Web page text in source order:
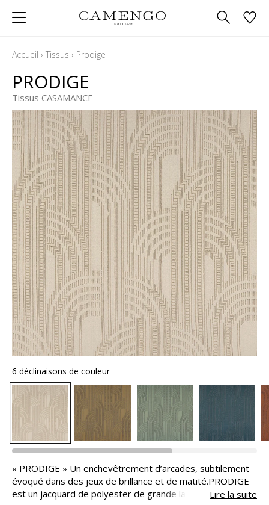
Accueil › Tissus › Prodige
PRODIGE
Tissus CASAMANCE
6 déclinaisons de couleur
« PRODIGE » Un enchevêtrement d’arcades, subtilement
évoqué dans des jeux de brillance et de matité.PRODIGE
est un jacquard de polyester de grande largeur et deLire la suite